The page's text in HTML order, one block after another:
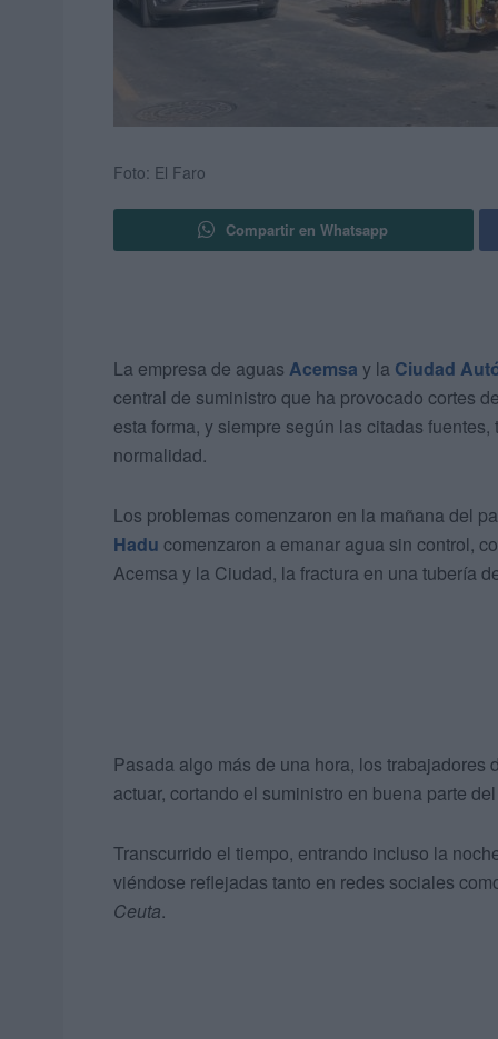
Foto: El Faro
Compartir en Whatsapp
La empresa de aguas Acemsa y la Ciudad
central de suministro que ha provocado cortes
esta forma, y siempre según las citadas
normalidad.
Los problemas comenzaron en la mañana del
Hadu comenzaron a emanar agua sin control,
Acemsa y la Ciudad, la fractura en una tubería
Pasada algo más de una hora, los
actuar, cortando el suministro en buena parte
Transcurrido el tiempo, entrando incluso la
viéndose reflejadas tanto en redes sociales
Ceuta.